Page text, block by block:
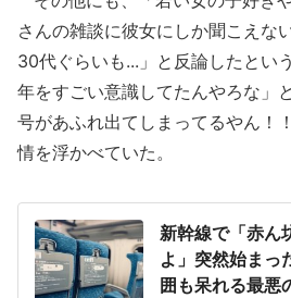
さんの雑談に彼女にしか聞こえな
30代ぐらいも...」と反論したとい
年をすごい意識してたんやろな」
号があふれ出てしまってるやん！
情を浮かべていた。
新幹線で「赤ん
よ」突然始まっ
囲も呆れる最悪